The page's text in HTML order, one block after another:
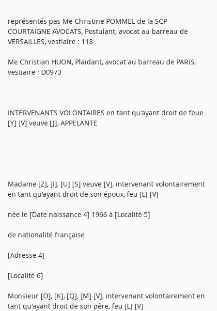
représentés pas Me Christine POMMEL de la SCP
COURTAIGNE AVOCATS, Postulant, avocat au barreau de
VERSAILLES, vestiaire : 118
Me Christian HUON, Plaidant, avocat au barreau de PARIS,
vestiaire : D0973
INTERVENANTS VOLONTAIRES en tant qu'ayant droit de feue
[Y] [V] veuve [J], APPELANTE
Madame [Z], [I], [U] [S] veuve [V], intervenant volontairement
en tant qu'ayant droit de son époux, feu [L] [V]
née le [Date naissance 4] 1966 à [Localité 5]
de nationalité française
[Adresse 4]
[Localité 6]
Monsieur [O], [K], [Q], [M] [V], intervenant volontairement en
tant qu'ayant droit de son père, feu [L] [V]